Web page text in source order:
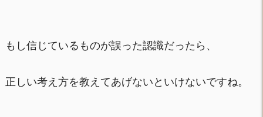
もし信じているものが誤った認識だったら、
正しい考え方を教えてあげないといけないですね。